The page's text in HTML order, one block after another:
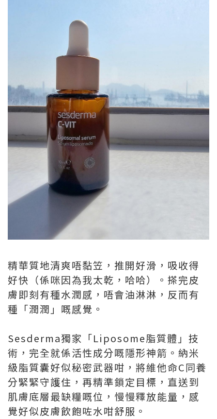
精華質地清爽唔黏笠，推開好滑，吸收得
好快（係咪因為我太乾，哈哈）。搽完皮
膚即刻有種水潤感，唔會油淋淋，反而有
種「潤潤」嘅感覺。
Sesderma獨家「Liposome脂質體」技
術，完全就係活性成分嘅隱形神箭。納米
級脂質囊好似秘密武器咁，將維他命C同養
分緊緊守護住，再精準鎖定目標，直送到
肌膚底層最缺糧嘅位，慢慢釋放能量，感
覺好似皮膚飲飽咗水咁舒服。